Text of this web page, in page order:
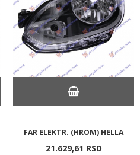
FAR ELEKTR. (HROM) HELLA
21.629,61 RSD